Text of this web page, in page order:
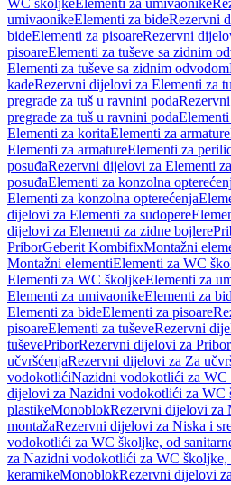
WC školjkeElementi za umivaonike
umivaonikeElementi za bideRezervni
bideElementi za pisoareRezervni
pisoareElementi za tuševe sa zidnim
Elementi za tuševe sa zidnim odvodom
kadeRezervni dijelovi za Elementi za
pregrade za tuš u ravnini poda
pregrade za tuš u ravnini poda
Elementi za koritaElementi za armature
Elementi za armatureElementi za
posuđaRezervni dijelovi za Elementi
posuđaElementi za konzolna
Elementi za konzolna opterećenja
dijelovi za Elementi za sudopere
dijelovi za Elementi za zidne bojlere
PriborGeberit KombifixMontažni
Montažni elementiElementi za WC
Elementi za WC školjkeElementi za
Elementi za umivaonikeElementi za
Elementi za bideElementi za pisoare
pisoareElementi za tuševeRezervni
tuševePriborRezervni dijelovi za Pribor
učvršćenjaRezervni dijelovi za Za
vodokotlićiNazidni vodokotlići za WC
dijelovi za Nazidni vodokotlići za WC
plastikeMonoblokRezervni dijelovi za
montažaRezervni dijelovi za Niska i
vodokotlići za WC školjke, od
za Nazidni vodokotlići za WC školjke,
keramikeMonoblokRezervni dijelovi